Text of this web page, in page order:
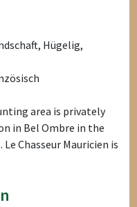
Hügelig,
area is privately
in Bel Ombre in the
Chasseur Mauricien is